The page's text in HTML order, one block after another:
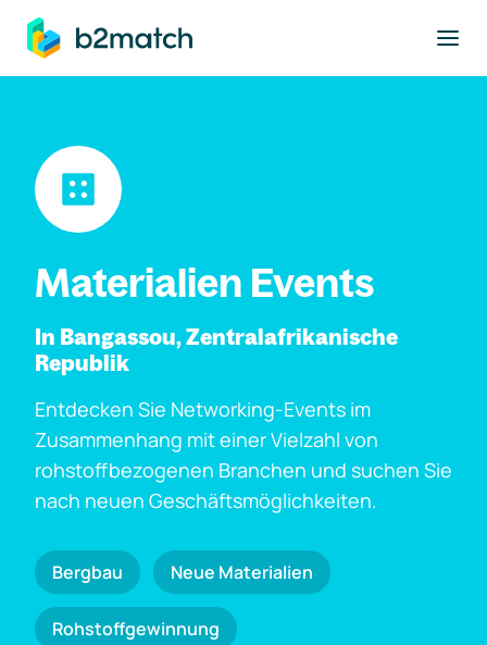
springen
Materialien Events
In Bangassou, Zentralafrikanische
Republik
Entdecken Sie Networking-Events im
Zusammenhang mit einer Vielzahl von
rohstoffbezogenen Branchen und suchen Sie
nach neuen Geschäftsmöglichkeiten.
Bergbau Neue Materialien
Rohstoffgewinnung